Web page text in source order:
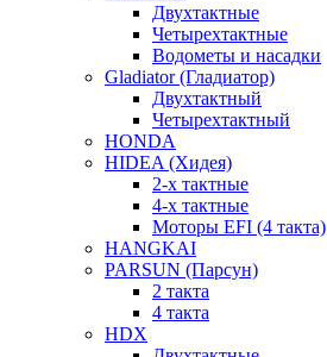
Двухтактные
Четырехтактные
Водометы и насадки
Gladiator (Гладиатор)
Двухтактный
Четырехтактный
HONDA
HIDEA (Хидея)
2-х тактные
4-х тактные
Моторы EFI (4 такта)
HANGKAI
PARSUN (Парсун)
2 такта
4 такта
HDX